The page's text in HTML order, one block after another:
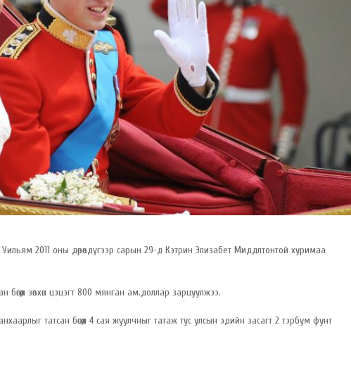
2011 оны дөрөвдүгээр сарын 29-д Кэтрин Элизабет Миддлтонтой хуримаа
зөвхөн цэцэгт 800 мянган ам.доллар зарцуулжээ.
татсан бөгөөд 4 сая жуулчныг татаж тус улсын эдийн засагт 2 тэрбум фунт